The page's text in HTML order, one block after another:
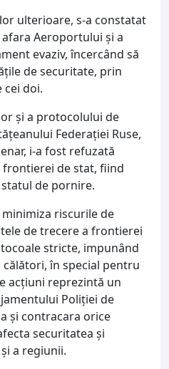
ulterioare, s-a constatat
Aeroportului și a
evaziv, încercând să
de securitate, prin
doi.
și a protocolului de
Federației Ruse,
i-a fost refuzată
de stat, fiind
de pornire.
riscurile de
de trecere a frontierei
stricte, impunând
în special pentru
acțiuni reprezintă un
Poliției de
și contracara orice
securitatea și
a regiunii.